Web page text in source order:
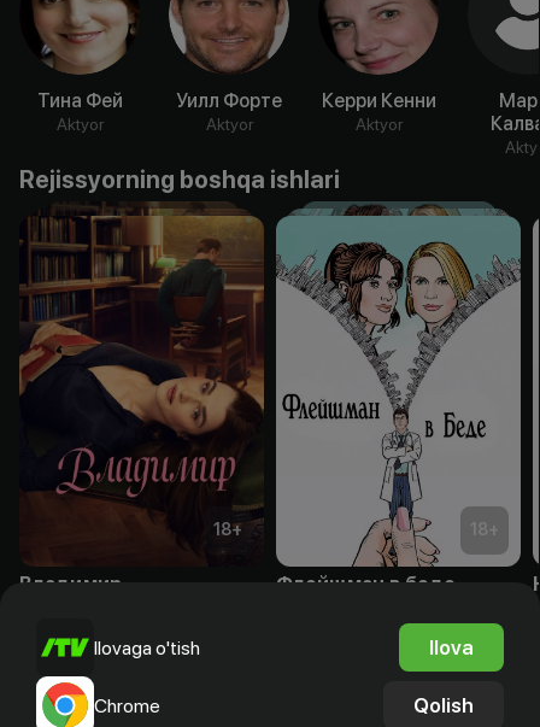
Тина Фей
Aktyor
Уилл Форте
Aktyor
Керри Кенни
Aktyor
Rejissyorning boshqa ishlari
18+
Владимир
18+
Флейшман в беде
Ilovaga o'tish Ilova
Chrome Qolish